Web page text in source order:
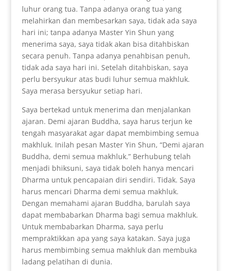
luhur orang tua. Tanpa adanya orang tua yang
melahirkan dan membesarkan saya, tidak ada saya
hari ini; tanpa adanya Master Yin Shun yang
menerima saya, saya tidak akan bisa ditahbiskan
secara penuh. Tanpa adanya penahbisan penuh,
tidak ada saya hari ini. Setelah ditahbiskan, saya
perlu bersyukur atas budi luhur semua makhluk.
Saya merasa bersyukur setiap hari.
Saya bertekad untuk menerima dan menjalankan
ajaran. Demi ajaran Buddha, saya harus terjun ke
tengah masyarakat agar dapat membimbing semua
makhluk. Inilah pesan Master Yin Shun, “Demi ajaran
Buddha, demi semua makhluk.” Berhubung telah
menjadi bhiksuni, saya tidak boleh hanya mencari
Dharma untuk pencapaian diri sendiri. Tidak. Saya
harus mencari Dharma demi semua makhluk.
Dengan memahami ajaran Buddha, barulah saya
dapat membabarkan Dharma bagi semua makhluk.
Untuk membabarkan Dharma, saya perlu
mempraktikkan apa yang saya katakan. Saya juga
harus membimbing semua makhluk dan membuka
ladang pelatihan di dunia.